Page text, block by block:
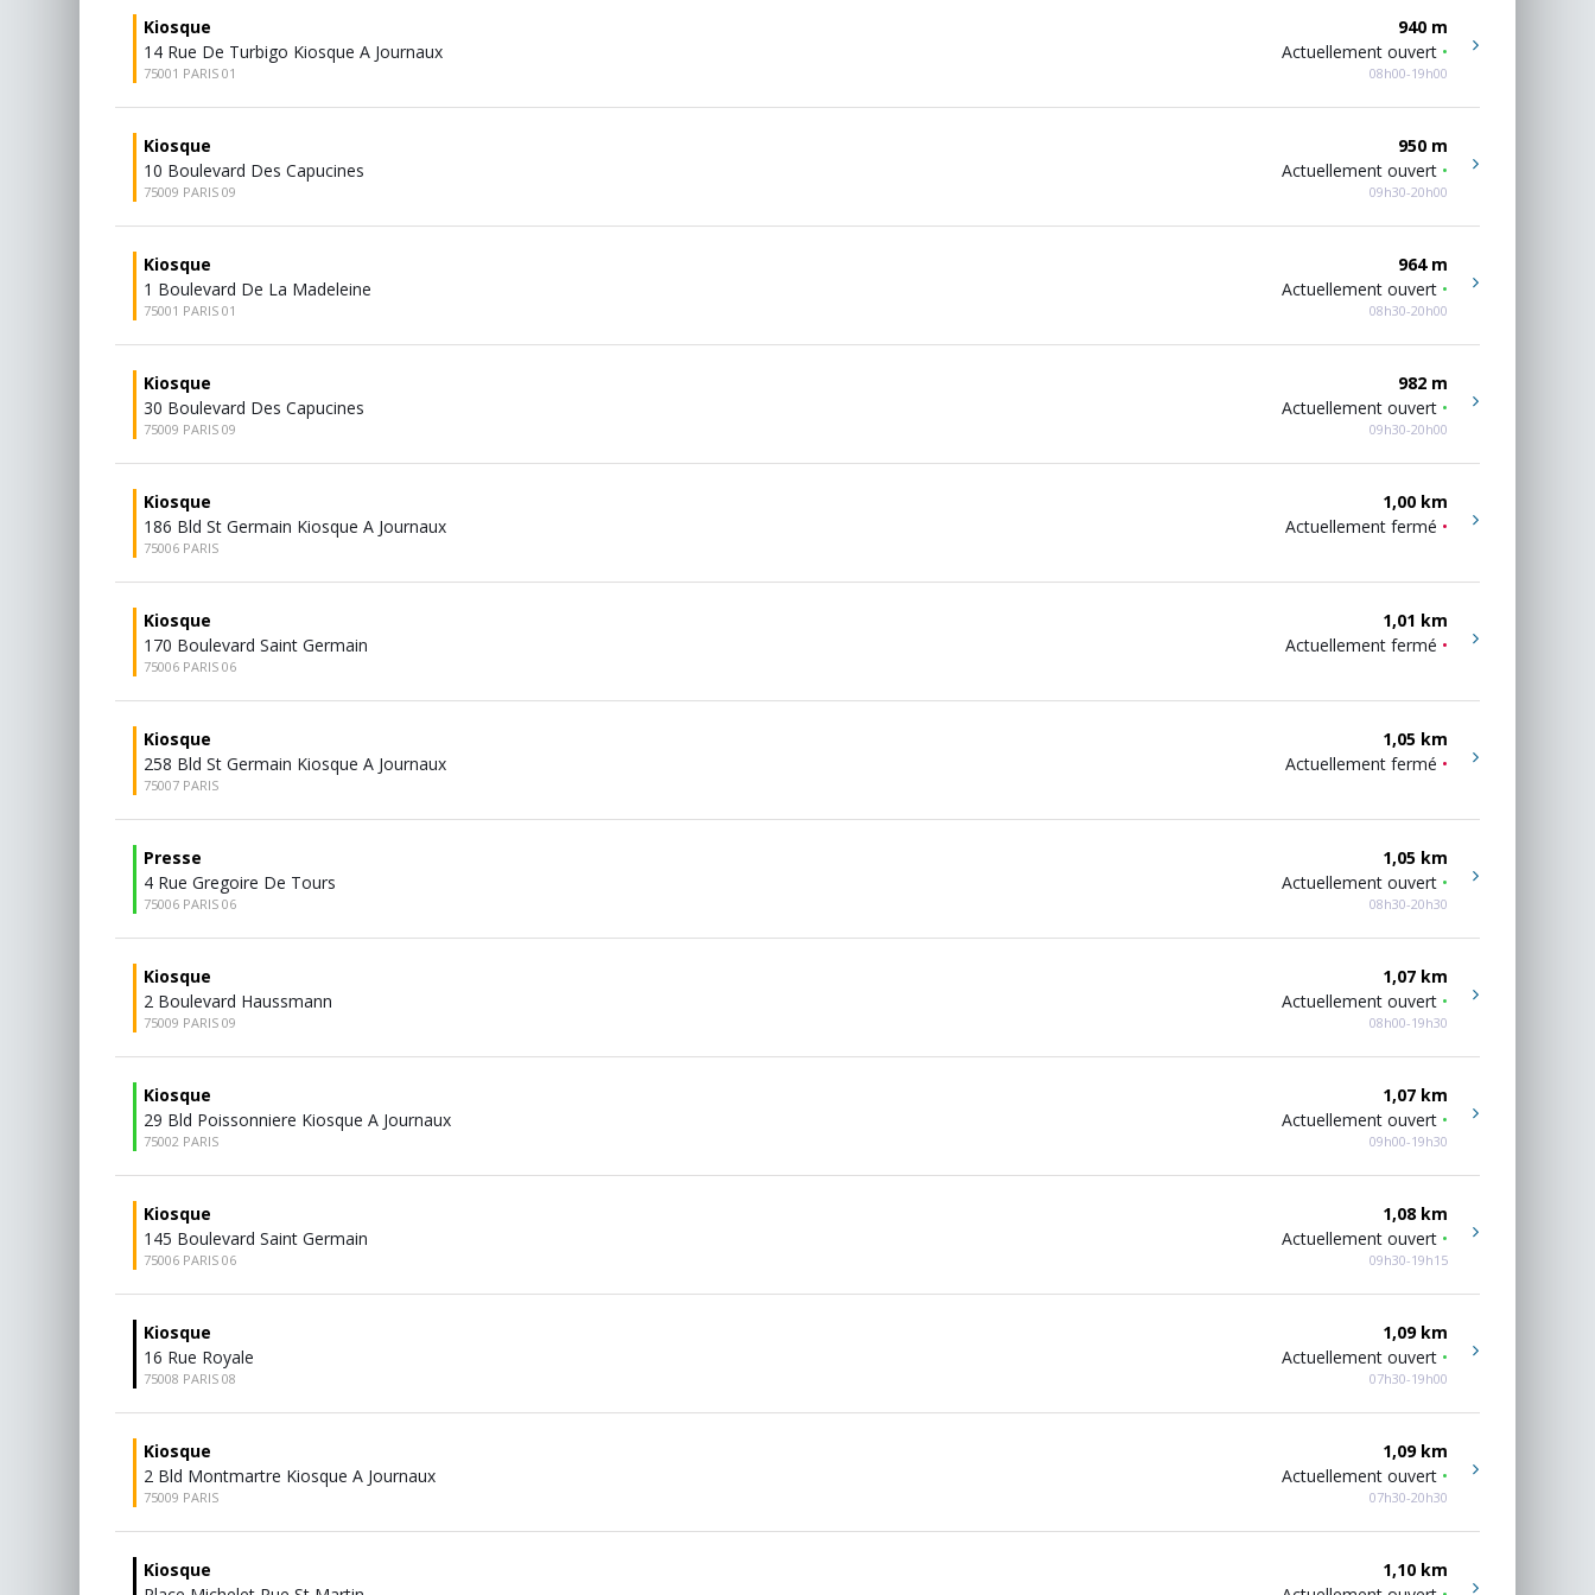
Kiosque
14 Rue De Turbigo Kiosque A Journaux
75001 PARIS 01
940 m
Actuellement ouvert •
08h00-19h00
Kiosque
10 Boulevard Des Capucines
75009 PARIS 09
950 m
Actuellement ouvert •
09h30-20h00
Kiosque
1 Boulevard De La Madeleine
75001 PARIS 01
964 m
Actuellement ouvert •
08h30-20h00
Kiosque
30 Boulevard Des Capucines
75009 PARIS 09
982 m
Actuellement ouvert •
09h30-20h00
Kiosque
186 Bld St Germain Kiosque A Journaux
75006 PARIS
1,00 km
Actuellement fermé •
Kiosque
170 Boulevard Saint Germain
75006 PARIS 06
1,01 km
Actuellement fermé •
Kiosque
258 Bld St Germain Kiosque A Journaux
75007 PARIS
1,05 km
Actuellement fermé •
Presse
4 Rue Gregoire De Tours
75006 PARIS 06
1,05 km
Actuellement ouvert •
08h30-20h30
Kiosque
2 Boulevard Haussmann
75009 PARIS 09
1,07 km
Actuellement ouvert •
08h00-19h30
Kiosque
29 Bld Poissonniere Kiosque A Journaux
75002 PARIS
1,07 km
Actuellement ouvert •
09h00-19h30
Kiosque
145 Boulevard Saint Germain
75006 PARIS 06
1,08 km
Actuellement ouvert •
09h30-19h15
Kiosque
16 Rue Royale
75008 PARIS 08
1,09 km
Actuellement ouvert •
07h30-19h00
Kiosque
2 Bld Montmartre Kiosque A Journaux
75009 PARIS
1,09 km
Actuellement ouvert •
07h30-20h30
Kiosque
1,10 km